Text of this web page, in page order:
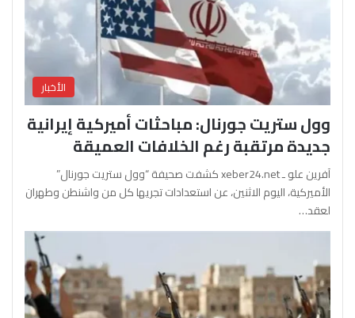
الأخبار
وول ستريت جورنال: مباحثات أميركية إيرانية
جديدة مرتقبة رغم الخلافات العميقة
آفرين علو ـ xeber24.net كشفت صحيفة “وول ستريت جورنال”
الأميركية، اليوم الاثنين، عن استعدادات تجريها كل من واشنطن وطهران
لعقد…